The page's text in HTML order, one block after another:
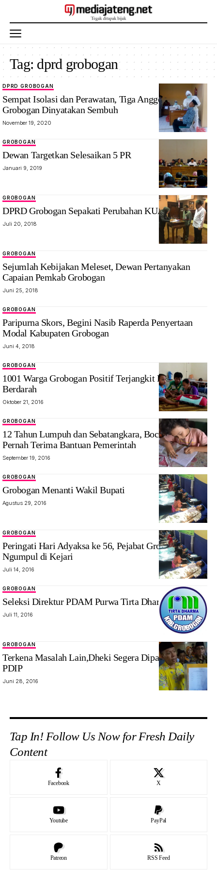
Tag: dprd grobogan
DPRD GROBOGAN
Sempat Isolasi dan Perawatan, Tiga Anggota DPRD
Grobogan Dinyatakan Sembuh
November 19, 2020
GROBOGAN
Dewan Targetkan Selesaikan 5 PR
Januari 9, 2019
GROBOGAN
DPRD Grobogan Sepakati Perubahan KUA dan PPAS*
Juli 20, 2018
GROBOGAN
Sejumlah Kebijakan Meleset, Dewan Pertanyakan
Capaian Pemkab Grobogan
Juni 25, 2018
GROBOGAN
Paripurna Skors, Begini Nasib Raperda Penyertaan
Modal Kabupaten Grobogan
Juni 4, 2018
GROBOGAN
1001 Warga Grobogan Positif Terjangkit Demam
Berdarah
Oktober 21, 2016
GROBOGAN
12 Tahun Lumpuh dan Sebatangkara, Bocah Ini Belum
Pernah Terima Bantuan Pemerintah
September 19, 2016
GROBOGAN
Grobogan Menanti Wakil Bupati
Agustus 29, 2016
GROBOGAN
Peringati Hari Adyaksa ke 56, Pejabat Grobogan
Ngumpul di Kejari
Juli 14, 2016
GROBOGAN
Seleksi Direktur PDAM Purwa Tirta Dharma Diulang!
Juli 11, 2016
GROBOGAN
Terkena Masalah Lain,Dheki Segera Dipanggil Fraksi
PDIP
Juni 28, 2016
Tap In! Follow Us Now for Fresh Daily
Content
Facebook X
Youtube PayPal
Patreon RSS Feed